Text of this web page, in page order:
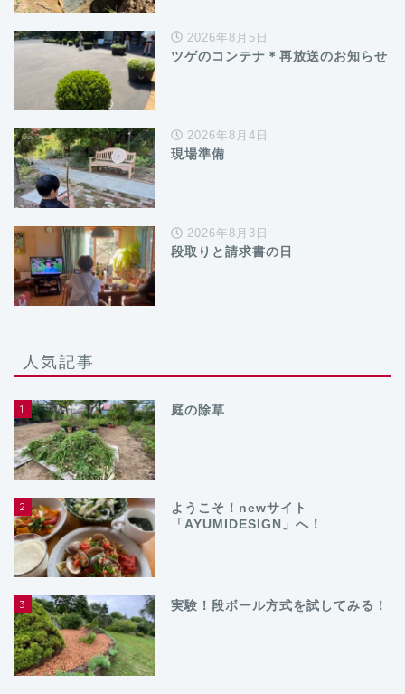
2026年8月5日
ツゲのコンテナ＊再放送のお知らせ
2026年8月4日
現場準備
2026年8月3日
段取りと請求書の日
人気記事
1 庭の除草
2
ようこそ！newサイト
「AYUMIDESIGN」へ！
3 実験！段ボール方式を試してみる！